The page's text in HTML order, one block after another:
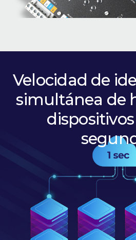
Velocidad de
simultánea de